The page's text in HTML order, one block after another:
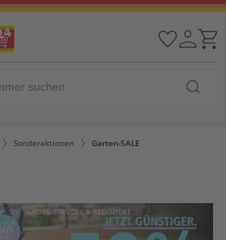
Sonderaktionen Garten-SALE